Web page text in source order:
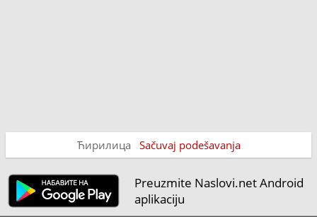
Ћирилица Sačuvaj podešavanja
Preuzmite Naslovi.net Android
aplikaciju